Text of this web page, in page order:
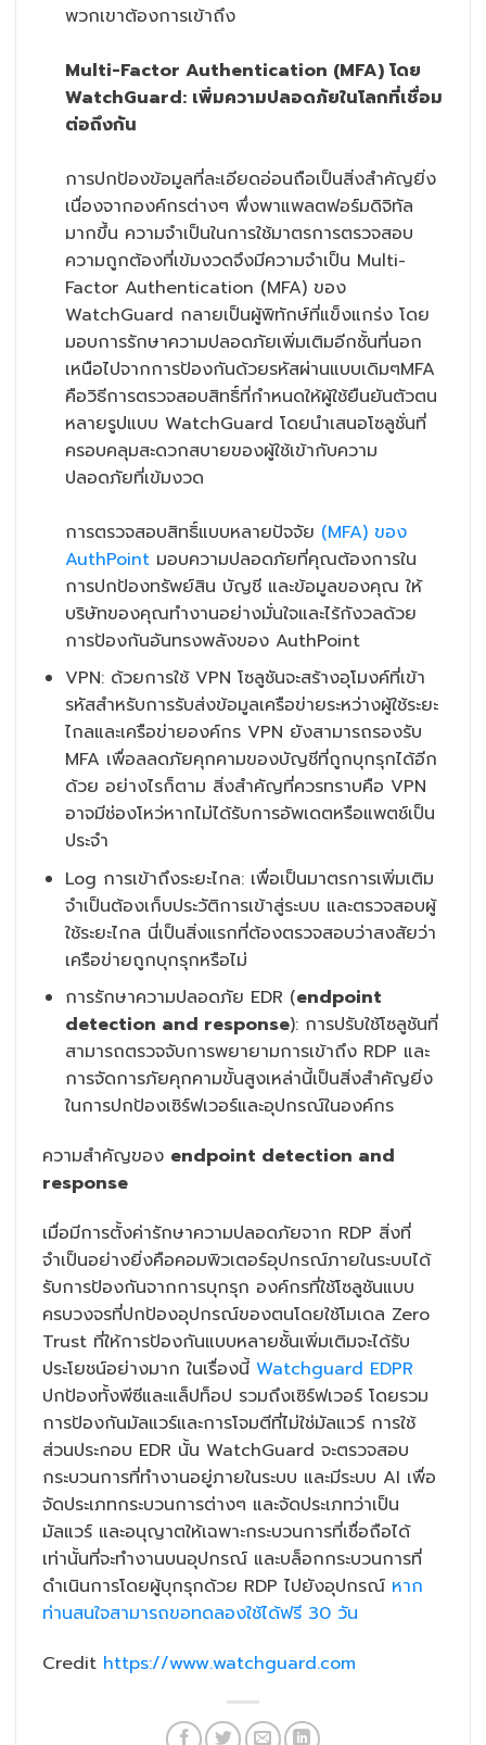
พวกเขาต้องการเข้าถึง
Multi-Factor Authentication (MFA) โดย
WatchGuard: เพิ่มความปลอดภัยในโลกที่เชื่อม
ต่อถึงกัน
การปกป้องข้อมูลที่ละเอียดอ่อนถือเป็นสิ่งสำคัญยิ่ง
เนื่องจากองค์กรต่างๆ พึ่งพาแพลตฟอร์มดิจิทัล
มากขึ้น ความจำเป็นในการใช้มาตรการตรวจสอบ
ความถูกต้องที่เข้มงวดจึงมีความจำเป็น Multi-
Factor Authentication (MFA) ของ
WatchGuard กลายเป็นผู้พิทักษ์ที่แข็งแกร่ง โดย
มอบการรักษาความปลอดภัยเพิ่มเติมอีกชั้นที่นอก
เหนือไปจากการป้องกันด้วยรหัสผ่านแบบเดิมๆMFA
คือวิธีการตรวจสอบสิทธิ์ที่กำหนดให้ผู้ใช้ยืนยันตัวตน
หลายรูปแบบ WatchGuard โดยนำเสนอโซลูชั่นที่
ครอบคลุมสะดวกสบายของผู้ใช้เข้ากับความ
ปลอดภัยที่เข้มงวด
การตรวจสอบสิทธิ์แบบหลายปัจจัย (MFA) ของ
AuthPointมอบความปลอดภัยที่คุณต้องการใน
การปกป้องทรัพย์สิน บัญชี และข้อมูลของคุณ ให้
บริษัทของคุณทำงานอย่างมั่นใจและไร้กังวลด้วย
การป้องกันอันทรงพลังของ AuthPoint
VPN: ด้วยการใช้ VPN โซลูชันจะสร้างอุโมงค์ที่เข้า
รหัสสำหรับการรับส่งข้อมูลเครือข่ายระหว่างผู้ใช้ระยะ
ไกลและเครือข่ายองค์กร VPN ยังสามารถรองรับ
MFA เพื่อลลดภัยคุกคามของบัญชีที่ถูกบุกรุกได้อีก
ด้วย อย่างไรก็ตาม สิ่งสำคัญที่ควรทราบคือ VPN
อาจมีช่องโหว่หากไม่ได้รับการอัพเดตหรือแพตช์เป็น
ประจำ
Log การเข้าถึงระยะไกล: เพื่อเป็นมาตรการเพิ่มเติม
จำเป็นต้องเก็บประวัติการเข้าสู่ระบบ และตรวจสอบผู้
ใช้ระยะไกล นี่เป็นสิ่งแรกที่ต้องตรวจสอบว่าสงสัยว่า
เครือข่ายถูกบุกรุกหรือไม่
การรักษาความปลอดภัย EDR (endpoint
detection and response): การปรับใช้โซลูชันที่
สามารถตรวจจับการพยายามการเข้าถึง RDP และ
การจัดการภัยคุกคามขั้นสูงเหล่านี้เป็นสิ่งสำคัญยิ่ง
ในการปกป้องเซิร์ฟเวอร์และอุปกรณ์ในองค์กร
ความสำคัญของ endpoint detection and
response
เมื่อมีการตั้งค่ารักษาความปลอดภัยจาก RDP สิ่งที่
จำเป็นอย่างยิ่งคือคอมพิวเตอร์อุปกรณ์ภายในระบบได้
รับการป้องกันจากการบุกรุก องค์กรที่ใช้โซลูชันแบบ
ครบวงจรที่ปกป้องอุปกรณ์ของตนโดยใช้โมเดล Zero
Trust ที่ให้การป้องกันแบบหลายชั้นเพิ่มเติมจะได้รับ
ประโยชน์อย่างมาก ในเรื่องนี้ Watchguard EDPR
ปกป้องทั้งพีซีและแล็ปท็อป รวมถึงเซิร์ฟเวอร์ โดยรวม
การป้องกันมัลแวร์และการโจมตีที่ไม่ใช่มัลแวร์ การใช้
ส่วนประกอบ EDR นั้น WatchGuard จะตรวจสอบ
กระบวนการที่ทำงานอยู่ภายในระบบ และมีระบบ AI เพื่อ
จัดประเภทกระบวนการต่างๆ และจัดประเภทว่าเป็น
มัลแวร์ และอนุญาตให้เฉพาะกระบวนการที่เชื่อถือได้
เท่านั้นที่จะทำงานบนอุปกรณ์ และบล็อกกระบวนการที่
ดำเนินการโดยผู้บุกรุกด้วย RDP ไปยังอุปกรณ์ หาก
ท่านสนใจสามารถขอทดลองใช้ได้ฟรี 30 วัน
Credit https://www.watchguard.com